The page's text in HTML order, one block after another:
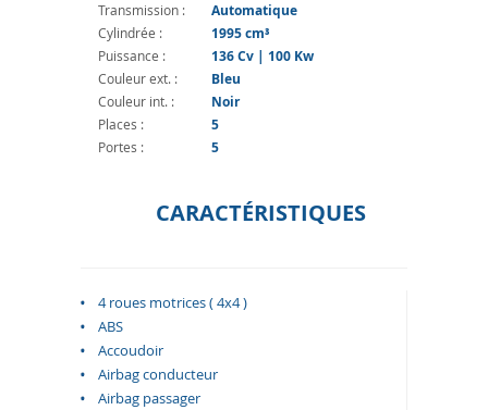
Transmission : Automatique
Cylindrée : 1995 cm³
Puissance : 136 Cv | 100 Kw
Couleur ext. : Bleu
Couleur int. : Noir
Places : 5
Portes : 5
CARACTÉRISTIQUES
4 roues motrices ( 4x4 )
ABS
Accoudoir
Airbag conducteur
Airbag passager